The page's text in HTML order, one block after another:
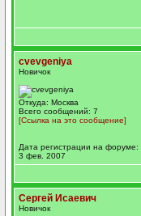
cvevgeniya
Новичок
Откуда: Москва
Всего сообщений: 7
[Ссылка на это сообщение]
Дата регистрации на форуме:
3 фев. 2007
Сергей Исаевич
Новичок